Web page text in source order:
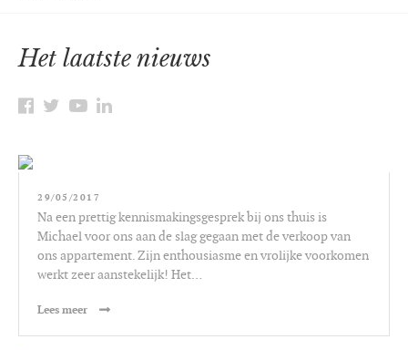
Het laatste nieuws
29/05/2017
Na een prettig kennismakingsgesprek bij ons thuis is
Michael voor ons aan de slag gegaan met de verkoop van
ons appartement. Zijn enthousiasme en vrolijke voorkomen
werkt zeer aanstekelijk! Het…
Lees meer